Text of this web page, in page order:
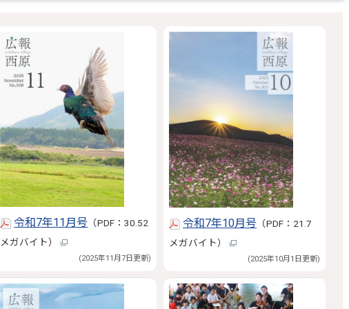
令和7年11月号 （PDF：30.52
メガバイト）
(2025年11月7日更新)
令和7年10月号（PDF：21.7
メガバイト）
(2025年10月1日更新)